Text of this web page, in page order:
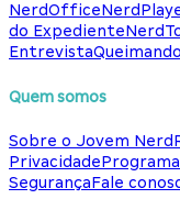
NerdOffice
do Expediente
Entrevista
Quem somos
Sobre o Jovem Nerd
Privacidade
SegurançaFale